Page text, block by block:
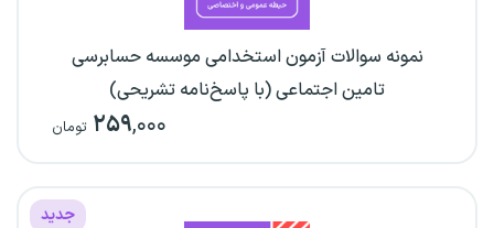
نمونه سوالات آزمون استخدامی موسسه حسابرسی
تامین اجتماعی (با پاسخ‌نامه تشریحی)
۲۵۹,۰۰۰ تومان
جدید